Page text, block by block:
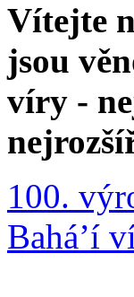
Vítejte
jsou
víry -
100.
Bahá’í